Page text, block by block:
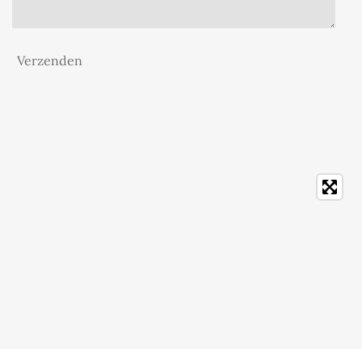
Verzenden